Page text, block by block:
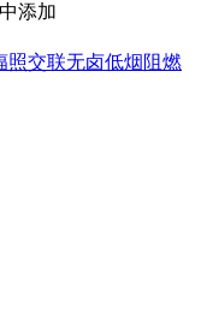
中添加
照交联无卤低烟阻燃